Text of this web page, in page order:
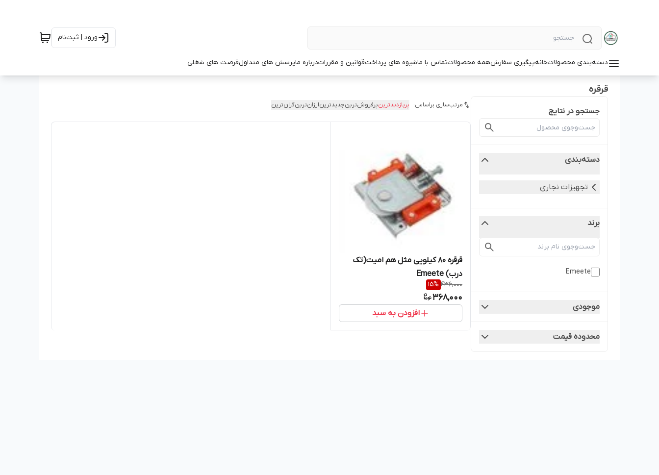
ورود | ثبت‌نام
دسته‌بندی محصولاتخانهپیگیری سفارشهمه محصولاتتماس با ماشیوه های پرداختقوانین و مقرراتدرباره ماپرسش های متداولفرصت های شغلی
قرقره
جستجو در نتایج
دسته‌بندی
تجهیزات نجاری
برند
Emeete
موجودی
محدوده قیمت
مرتب‌سازی براساس: پربازدیدترینپرفروش‌ترینجدیدترینارزان‌ترینگران‌ترین
قرقره 80 کیلویی مثل هم امیت(تک
درب) Emeete
436,000
15%
368,000
افزودن به سبد